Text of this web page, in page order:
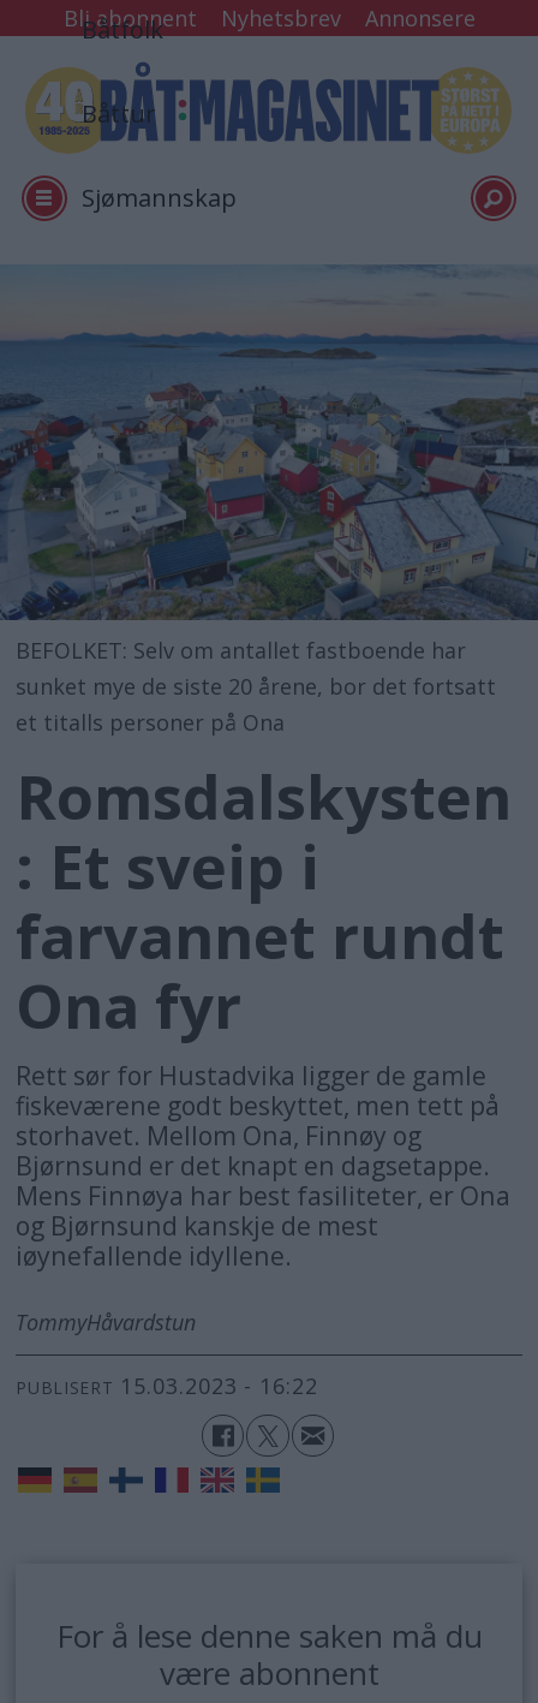
Bli abonnent Nyhetsbrev Annonsere
Båtfolk
Båttur
Sjømannskap
Video
Logg inn
BEFOLKET: Selv om antallet fastboende har
sunket mye de siste 20 årene, bor det fortsatt
et titalls personer på Ona
Romsdalskysten
: Et sveip i
farvannet rundt
Ona fyr
Rett sør for Hustadvika ligger de gamle
fiskeværene godt beskyttet, men tett på
storhavet. Mellom Ona, Finnøy og
Bjørnsund er det knapt en dagsetappe.
Mens Finnøya har best fasiliteter, er Ona
og Bjørnsund kanskje de mest
iøynefallende idyllene.
TommyHåvardstun
PUBLISERT 15.03.2023 - 16:22
For å lese denne saken må du
være abonnent